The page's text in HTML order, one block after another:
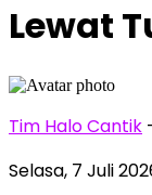
Lewat
Tim Halo Cantik
Selasa, 7 Juli